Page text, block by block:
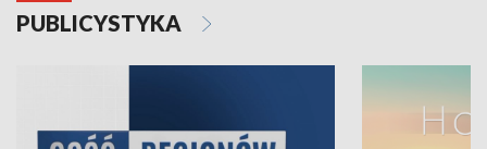
PUBLICYSTYKA